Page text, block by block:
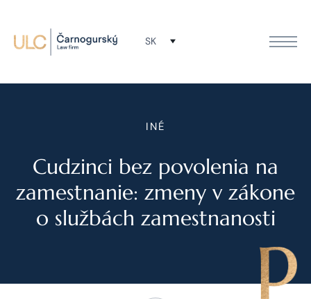
SK
INÉ
Cudzinci bez povolenia na
zamestnanie: zmeny v zákone
o službách zamestnanosti